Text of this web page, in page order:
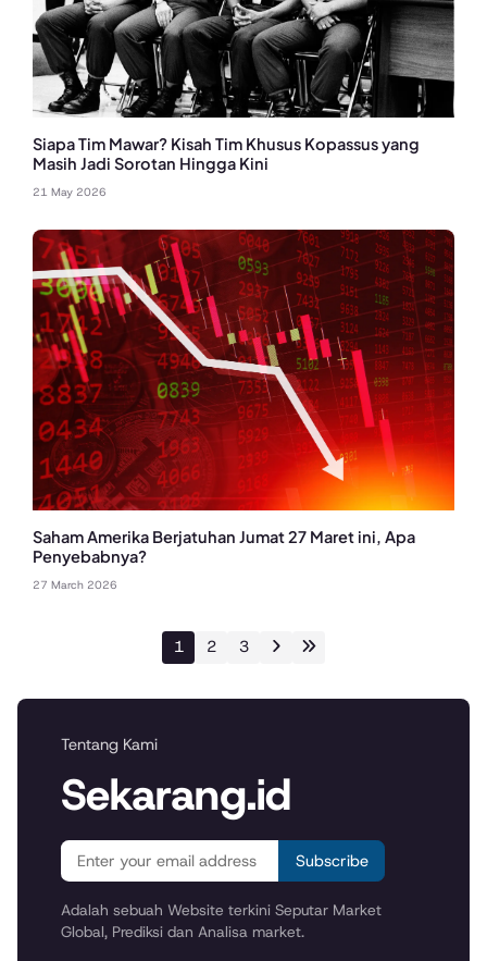
Siapa Tim Mawar? Kisah Tim Khusus Kopassus yang
Masih Jadi Sorotan Hingga Kini
21 May 2026
Saham Amerika Berjatuhan Jumat 27 Maret ini, Apa
Penyebabnya?
27 March 2026
1 2 3
Tentang Kami
Sekarang.id
Subscribe
Adalah sebuah Website terkini Seputar Market
Global, Prediksi dan Analisa market.